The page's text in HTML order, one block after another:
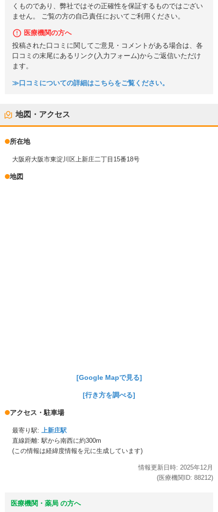
くものであり、弊社ではその正確性を保証するものではござい
ません。 ご覧の方の自己責任においてご利用ください。
医療機関の方へ
投稿された口コミに関してご意見・コメントがある場合は、各
口コミの末尾にあるリンク(入力フォーム)からご返信いただけ
ます。
≫口コミについての詳細はこちらをご覧ください。
地図・アクセス
所在地
大阪府大阪市東淀川区上新庄二丁目15番18号
地図
[Google Mapで見る]
[行き方を調べる]
アクセス・駐車場
最寄り駅: 上新庄駅
直線距離: 駅から南西に約300m
(この情報は経緯度情報を元に生成しています)
情報更新日時: 2025年12月
(医療機関ID: 88212)
医療機関・薬局 の方へ